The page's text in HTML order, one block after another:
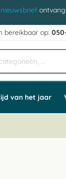
nieuwsbrief ontvang
bereikbaar op:
van het jaar